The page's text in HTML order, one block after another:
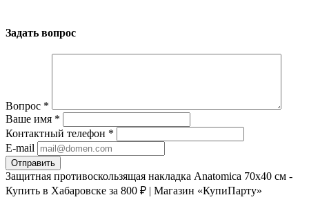
Задать вопрос
Вопрос *
Ваше имя *
Контактный телефон *
E-mail
Защитная противоскользящая накладка Anatomica 70х40 см -
Купить в Хабаровске за 800 ₽ | Магазин «КупиПарту»